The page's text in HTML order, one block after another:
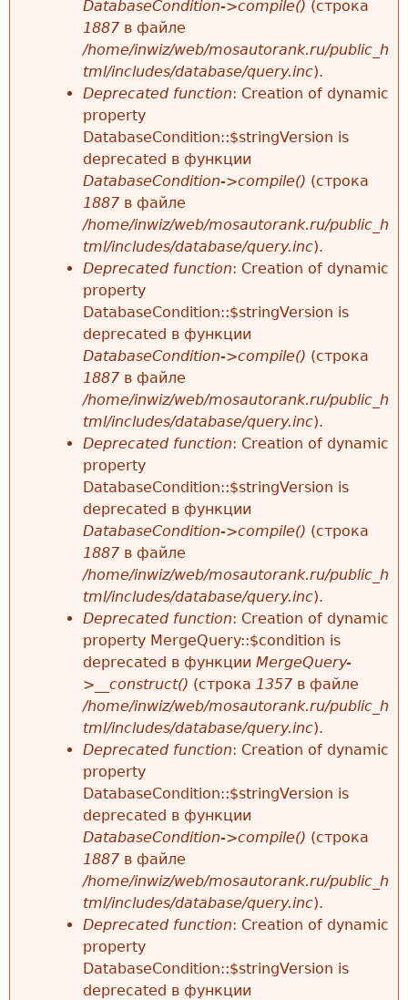
DatabaseCondition->compile() (строка
1887 в файле
/home/inwiz/web/mosautorank.ru/public_h
tml/includes/database/query.inc).
Deprecated function: Creation of dynamic
property
DatabaseCondition::$stringVersion is
deprecated в функции
DatabaseCondition->compile() (строка
1887 в файле
/home/inwiz/web/mosautorank.ru/public_h
tml/includes/database/query.inc).
Deprecated function: Creation of dynamic
property
DatabaseCondition::$stringVersion is
deprecated в функции
DatabaseCondition->compile() (строка
1887 в файле
/home/inwiz/web/mosautorank.ru/public_h
tml/includes/database/query.inc).
Deprecated function: Creation of dynamic
property
DatabaseCondition::$stringVersion is
deprecated в функции
DatabaseCondition->compile() (строка
1887 в файле
/home/inwiz/web/mosautorank.ru/public_h
tml/includes/database/query.inc).
Deprecated function: Creation of dynamic
property MergeQuery::$condition is
deprecated в функции MergeQuery-
>__construct() (строка 1357 в файле
/home/inwiz/web/mosautorank.ru/public_h
tml/includes/database/query.inc).
Deprecated function: Creation of dynamic
property
DatabaseCondition::$stringVersion is
deprecated в функции
DatabaseCondition->compile() (строка
1887 в файле
/home/inwiz/web/mosautorank.ru/public_h
tml/includes/database/query.inc).
Deprecated function: Creation of dynamic
property
DatabaseCondition::$stringVersion is
deprecated в функции